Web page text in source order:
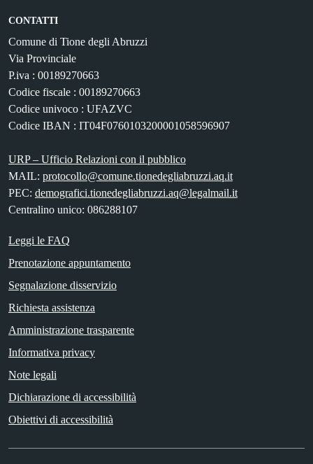
CONTATTI
Comune di Tione degli Abruzzi
Via Provinciale
P.iva : 00189270663
Codice fiscale : 00189270663
Codice univoco : UFAZVC
Codice IBAN : IT04F0760103200001058596907
URP – Ufficio Relazioni con il pubblico
MAIL: protocollo@comune.tionedegliabruzzi.aq.it
PEC: demografici.tionedegliabruzzi.aq@legalmail.it
Centralino unico: 086288107
Leggi le FAQ
Prenotazione appuntamento
Segnalazione disservizio
Richiesta assistenza
Amministrazione trasparente
Informativa privacy
Note legali
Dichiarazione di accessibilità
Obiettivi di accessibilità